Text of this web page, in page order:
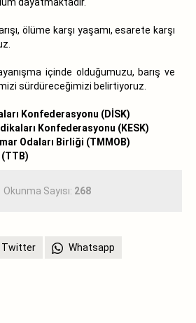
ölüme karşı yaşamı, esarete karşı
içinde olduğumuzu, barış ve
sürdüreceğimizi belirtiyoruz.
Konfederasyonu (DİSK)
Konfederasyonu (KESK)
Odaları Birliği (TMMOB)
Okunma Sayısı: 268
Twitter Whatsapp